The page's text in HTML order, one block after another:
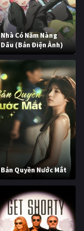
Nhà Có Năm Nàng
Dâu (Bản Điện Ảnh)
Bản Quyền Nước Mắt